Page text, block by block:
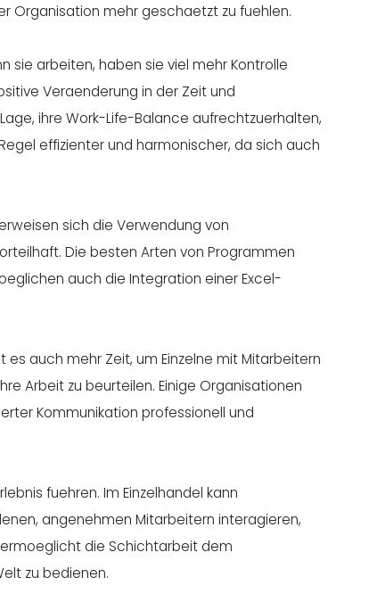
Organisation mehr geschaetzt zu fuehlen.
sie arbeiten, haben sie viel mehr Kontrolle
Veraenderung in der Zeit und
ihre Work-Life-Balance aufrechtzuerhalten,
effizienter und harmonischer, da sich auch
sich die Verwendung von
Die besten Arten von Programmen
auch die Integration einer Excel-
auch mehr Zeit, um Einzelne mit Mitarbeitern
Arbeit zu beurteilen. Einige Organisationen
Kommunikation professionell und
fuehren. Im Einzelhandel kann
angenehmen Mitarbeitern interagieren,
die Schichtarbeit dem
zu bedienen.